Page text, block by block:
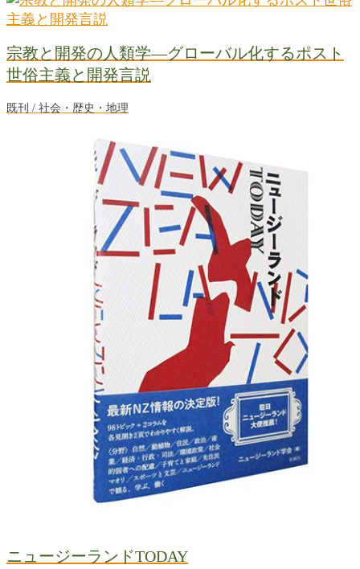
宗教と開発の人類学―グローバル化するポスト
世俗主義と開発言説
既刊 / 社会・歴史・地理
ニュージーランドTODAY